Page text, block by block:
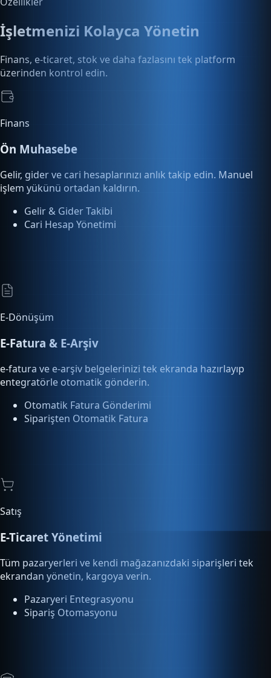
İşletmenizi Kolayca Yönetin
Finans, e-ticaret, stok ve daha fazlasını tek platform
üzerinden kontrol edin.
Finans
Ön Muhasebe
Gelir, gider ve cari hesaplarınızı anlık takip edin. Manuel
işlem yükünü ortadan kaldırın.
Gelir & Gider Takibi
Cari Hesap Yönetimi
E-Dönüşüm
E-Fatura & E-Arşiv
e-fatura ve e-arşiv belgelerinizi tek ekranda hazırlayıp
entegratörle otomatik gönderin.
Otomatik Fatura Gönderimi
Siparişten Otomatik Fatura
Satış
E-Ticaret Yönetimi
Tüm pazaryerleri ve kendi mağazanızdaki siparişleri tek
ekrandan yönetin, kargoya verin.
Pazaryeri Entegrasyonu
Sipariş Otomasyonu